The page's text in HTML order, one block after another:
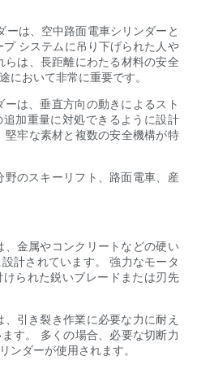
ーは、空中路面電車シリンダーと
システムに吊り下げられた人や
は、長距離にわたる材料の安全
において非常に重要です。
ーは、垂直方向の動きによるスト
加重量に対処できるように設計
堅牢な素材と複数の安全機構が特
野のスキーリフト、路面電車、産
、金属やコンクリートなどの硬い
計されています。 強力なモータ
られた鋭いブレードまたは刃先
、引き裂き作業に必要な力に耐え
す。 多くの場合、必要な切断力
ンダーが使用されます。